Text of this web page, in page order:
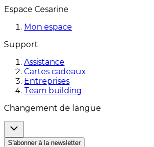
Espace Cesarine
Mon espace
Support
Assistance
Cartes cadeaux
Entreprises
Team building
Changement de langue
S'abonner à la newsletter